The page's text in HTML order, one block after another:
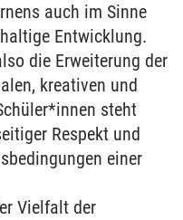
auch im Sinne
Entwicklung.
die Erweiterung der
kreativen und
steht
Respekt und
einer
Vielfalt der